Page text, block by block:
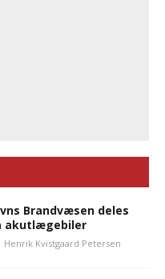
Brandvæsen deles
akutlægebiler
Henrik Kvistgaard Petersen